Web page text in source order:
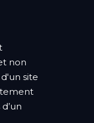
non
site